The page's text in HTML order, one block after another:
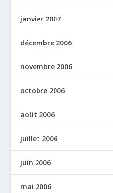
janvier 2007
décembre 2006
novembre 2006
octobre 2006
août 2006
juillet 2006
juin 2006
mai 2006